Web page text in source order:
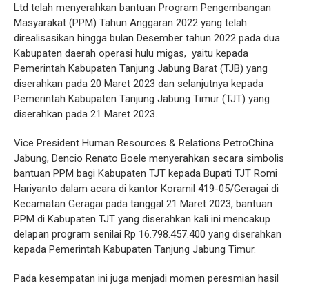
Ltd telah menyerahkan bantuan Program Pengembangan
Masyarakat (PPM) Tahun Anggaran 2022 yang telah
direalisasikan hingga bulan Desember tahun 2022 pada dua
Kabupaten daerah operasi hulu migas, yaitu kepada
Pemerintah Kabupaten Tanjung Jabung Barat (TJB) yang
diserahkan pada 20 Maret 2023 dan selanjutnya kepada
Pemerintah Kabupaten Tanjung Jabung Timur (TJT) yang
diserahkan pada 21 Maret 2023.
Vice President Human Resources & Relations PetroChina
Jabung, Dencio Renato Boele menyerahkan secara simbolis
bantuan PPM bagi Kabupaten TJT kepada Bupati TJT Romi
Hariyanto dalam acara di kantor Koramil 419-05/Geragai di
Kecamatan Geragai pada tanggal 21 Maret 2023, bantuan
PPM di Kabupaten TJT yang diserahkan kali ini mencakup
delapan program senilai Rp 16.798.457.400 yang diserahkan
kepada Pemerintah Kabupaten Tanjung Jabung Timur.
Pada kesempatan ini juga menjadi momen peresmian hasil